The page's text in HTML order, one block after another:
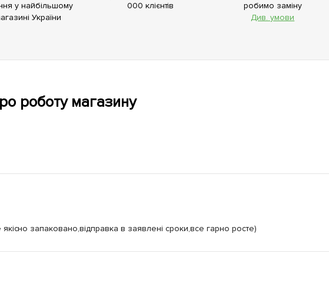
у найбільшому
України
000 клієнтів
робимо заміну
Див. умови
роботу магазину
запаковано,відправка в заявлені сроки,все гарно росте)